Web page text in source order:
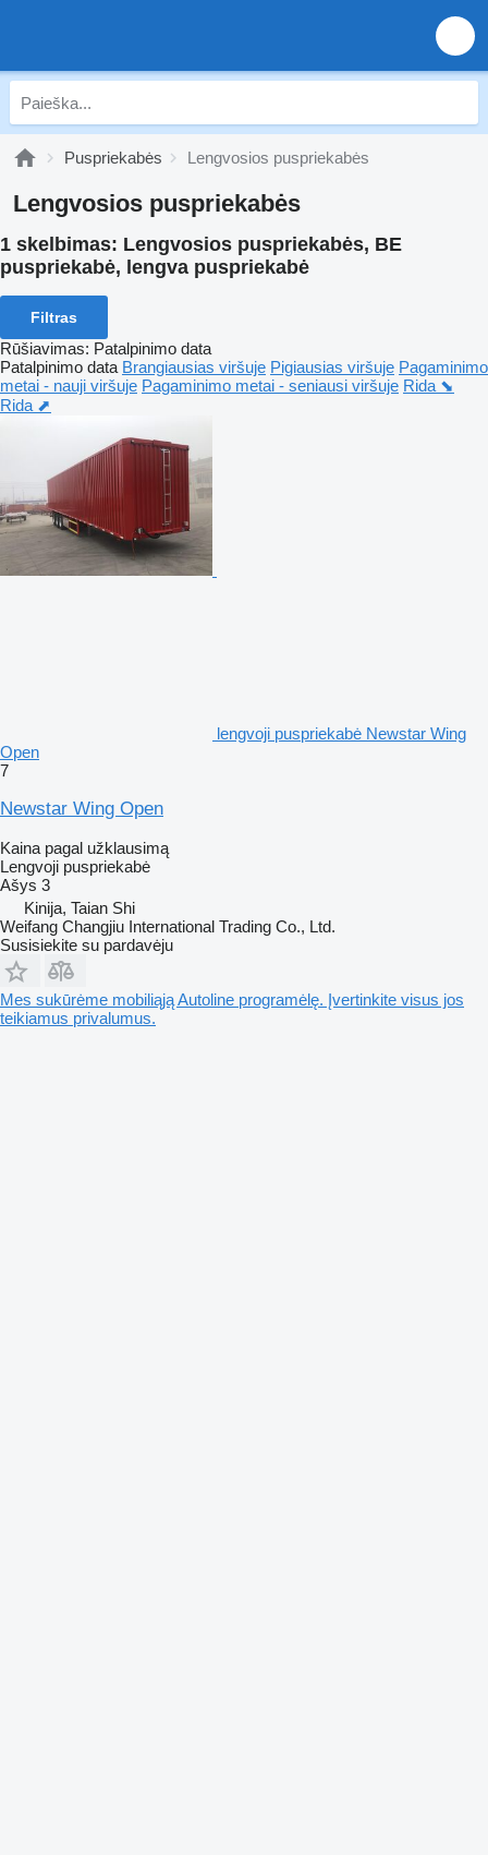
Puspriekabės Lengvosios puspriekabės
Lengvosios puspriekabės
1 skelbimas: Lengvosios puspriekabės, BE
puspriekabė, lengva puspriekabė
Filtras
Rūšiavimas: Patalpinimo data
Patalpinimo data Brangiausias viršuje Pigiausias viršuje Pagaminimo
metai - nauji viršuje Pagaminimo metai - seniausi viršuje Rida ⬊
Rida ⬈
lengvoji puspriekabė Newstar Wing
Open
7
Newstar Wing Open
Kaina pagal užklausimą
Lengvoji puspriekabė
Ašys 3
Kinija, Taian Shi
Weifang Changjiu International Trading Co., Ltd.
Susisiekite su pardavėju
Mes sukūrėme mobiliąją Autoline programėlę. Įvertinkite visus jos
teikiamus privalumus.